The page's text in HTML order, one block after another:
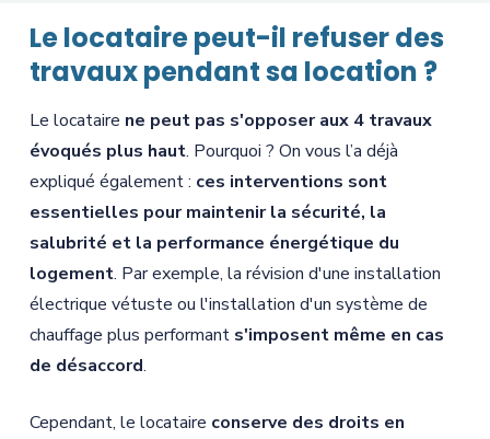
Le locataire peut-il refuser des
travaux pendant sa location ?
Le locataire ne peut pas s'opposer aux 4 travaux
évoqués plus haut. Pourquoi ? On vous l’a déjà
expliqué également : ces interventions sont
essentielles pour maintenir la sécurité, la
salubrité et la performance énergétique du
logement. Par exemple, la révision d'une installation
électrique vétuste ou l'installation d'un système de
chauffage plus performant s'imposent même en cas
de désaccord.
Cependant, le locataire conserve des droits en